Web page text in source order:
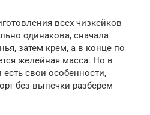
всех чизкейков
одинакова, сначала
затем крем, а в конце по
желейная масса. Но в
свои особенности,
без выпечки разберем